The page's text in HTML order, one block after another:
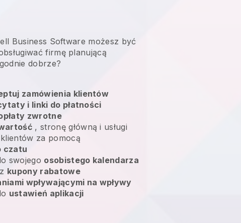
Business Software możesz być
firmę planującą
dobrze?
zamówienia klientów
i linki do płatności
zwrotne
, stronę główną i usługi
za pomocą
czatu
swojego osobistego kalendarza
kupony rabatowe
wpływającymi na wpływy
ustawień aplikacji